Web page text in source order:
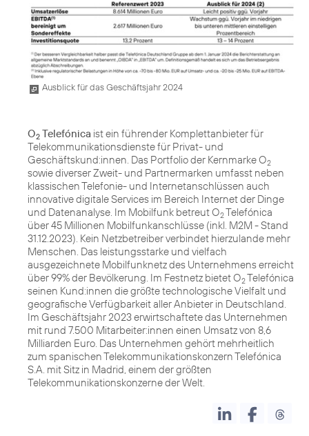
Ausblick für das Geschäftsjahr 2024
O2 Telefónica ist ein führender Komplettanbieter für
Telekommunikationsdienste für Privat- und
Geschäftskund:innen. Das Portfolio der Kernmarke O2
sowie diverser Zweit- und Partnermarken umfasst neben
klassischen Telefonie- und Internetanschlüssen auch
innovative digitale Services im Bereich Internet der Dinge
und Datenanalyse. Im Mobilfunk betreut O2Telefónica
über 45 Millionen Mobilfunkanschlüsse (inkl. M2M - Stand
31.12.2023). Kein Netzbetreiber verbindet hierzulande mehr
Menschen. Das leistungsstarke und vielfach
ausgezeichnete Mobilfunknetz des Unternehmens erreicht
über 99% der Bevölkerung. Im Festnetz bietet O2Telefónica
seinen Kund:innen die größte technologische Vielfalt und
geografische Verfügbarkeit aller Anbieter in Deutschland.
Im Geschäftsjahr 2023 erwirtschaftete das Unternehmen
mit rund 7.500 Mitarbeiter:innen einen Umsatz von 8,6
Milliarden Euro. Das Unternehmen gehört mehrheitlich
zum spanischen Telekommunikationskonzern Telefónica
S.A. mit Sitz in Madrid, einem der größten
Telekommunikationskonzerne der Welt.